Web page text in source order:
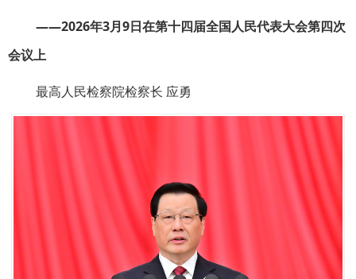
——2026年3月9日在第十四届全国人民代表大会第四次
会议上
最高人民检察院检察长 应勇